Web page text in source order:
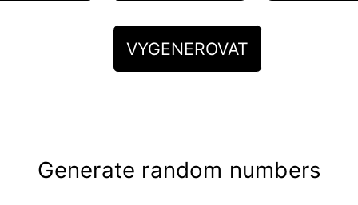
VYGENEROVAT
Generate random numbers